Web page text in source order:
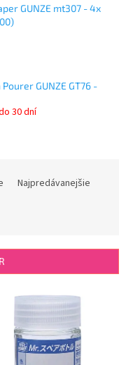
GUNZE mt307 - 4x
GUNZE GT76 -
30 dní
Najpredávanejšie